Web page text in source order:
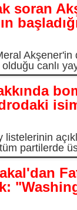
soran
Akşener'in
canlı
partilerde